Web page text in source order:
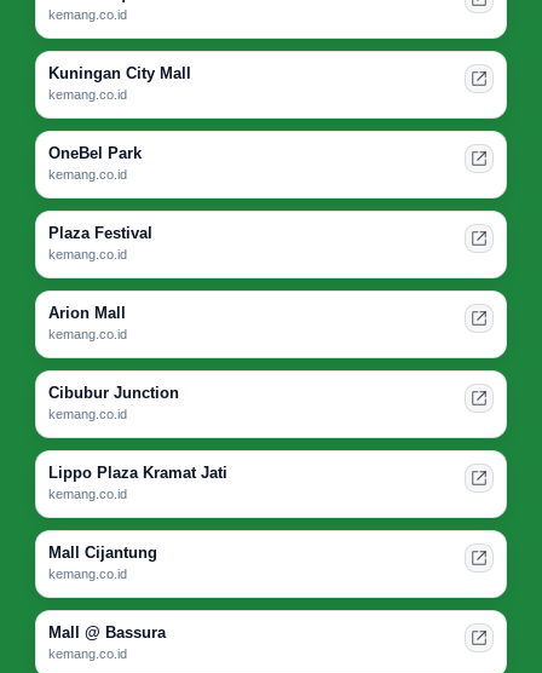
kemang.co.id
Kuningan City Mall
kemang.co.id
OneBel Park
kemang.co.id
Plaza Festival
kemang.co.id
Arion Mall
kemang.co.id
Cibubur Junction
kemang.co.id
Lippo Plaza Kramat Jati
kemang.co.id
Mall Cijantung
kemang.co.id
Mall @ Bassura
kemang.co.id